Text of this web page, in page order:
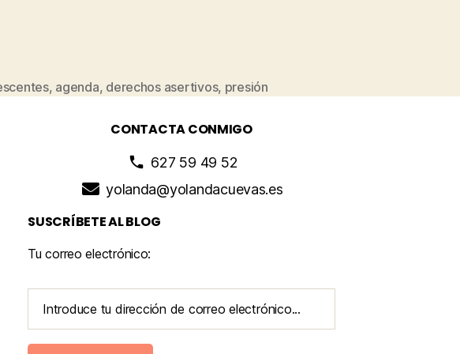
, agenda, derechos asertivos, presión
CONTACTA CONMIGO
627 59 49 52
yolanda@yolandacuevas.es
SUSCRÍBETE AL BLOG
Tu correo electrónico: